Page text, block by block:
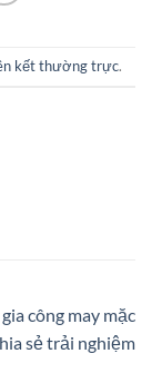
kết thường trực.
công may mặc
sẻ trải nghiệm